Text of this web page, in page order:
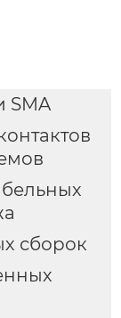
SMA
сборок